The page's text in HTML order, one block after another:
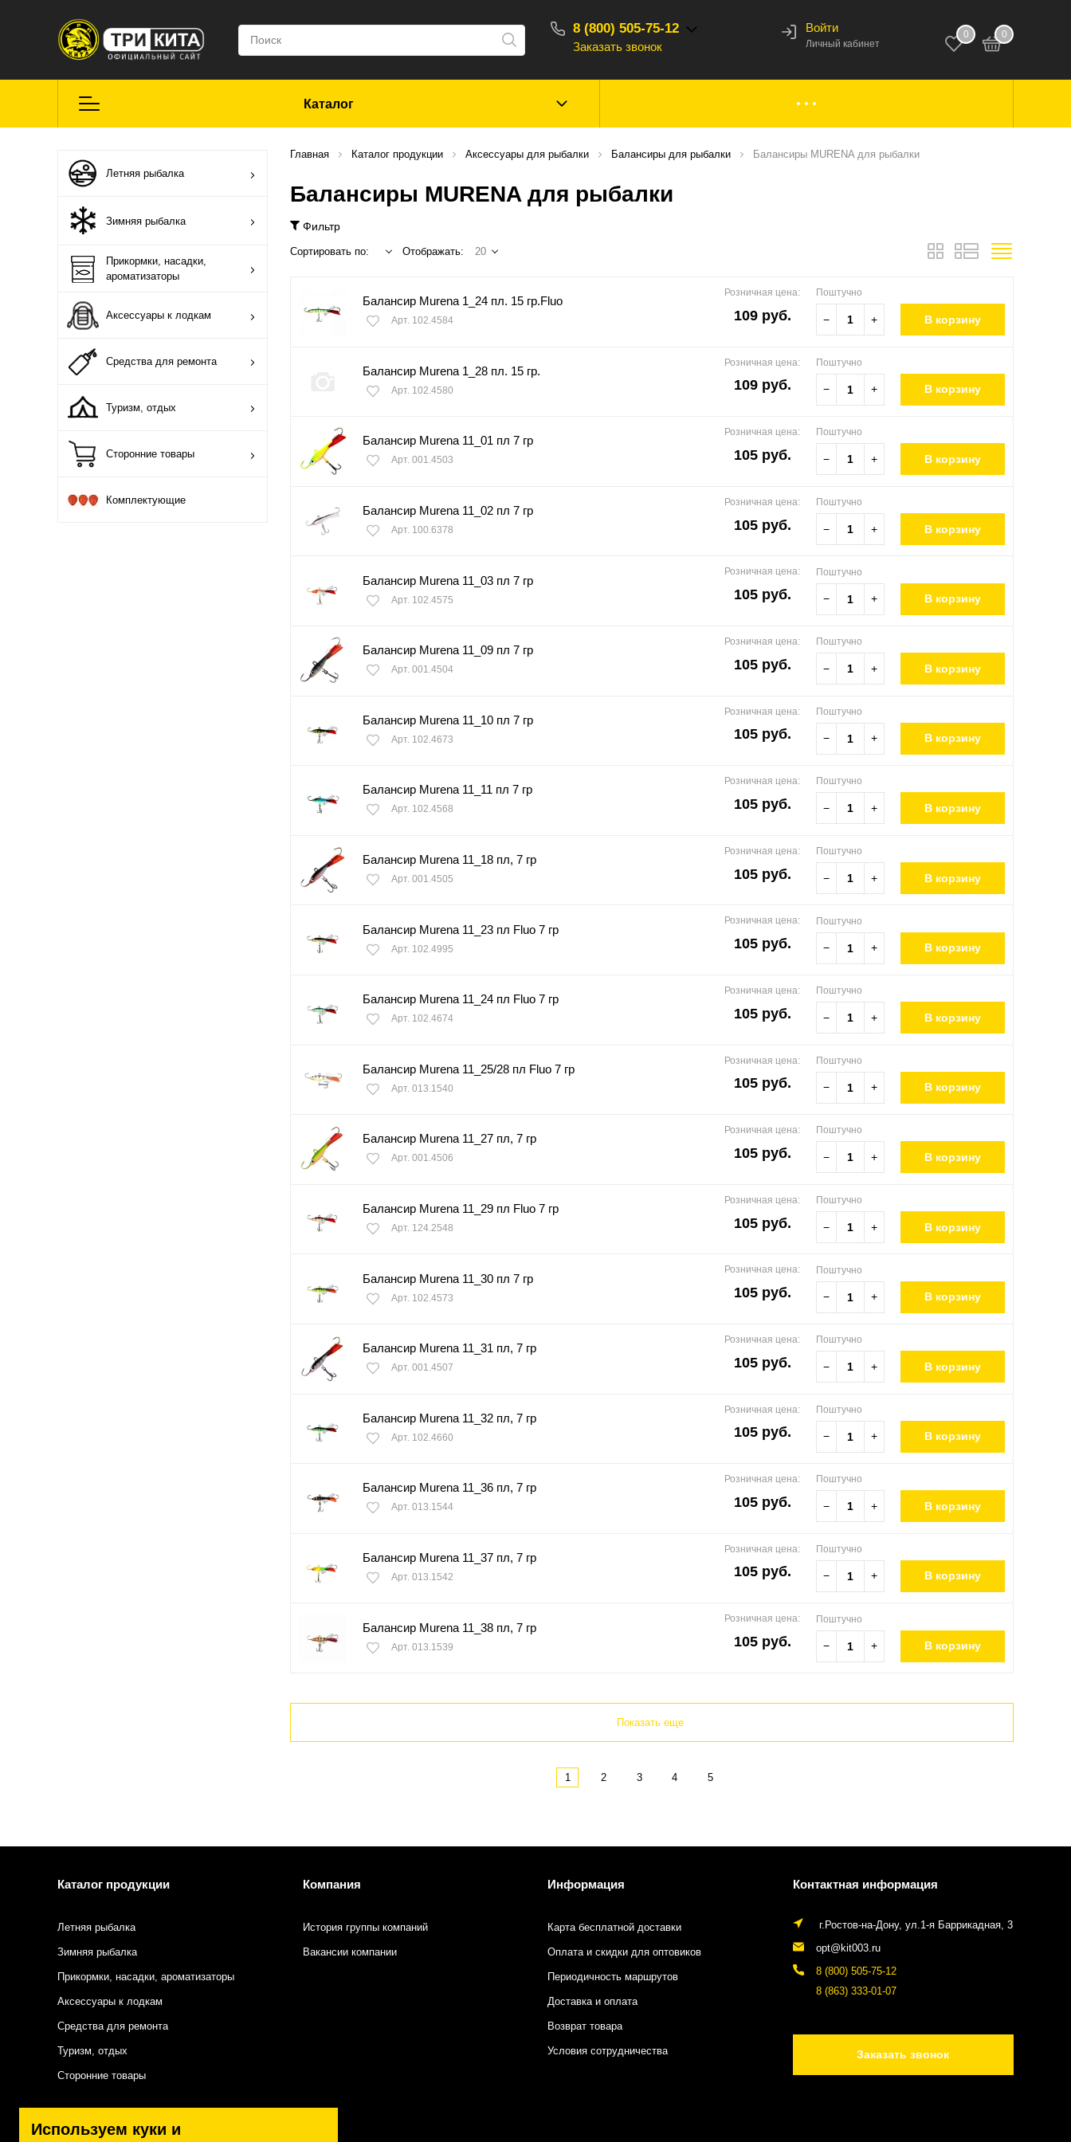
8 (800) 505-75-12
Заказать звонок
Войти
Личный кабинет
0 0
Каталог
ароматизаторы
Средства для
Мягкие приманки
Летняя рыбалка
Зимняя рыбалка
Прикормки, насадки,
ароматизаторы
Аксессуары к лодкам
Средства для ремонта
Туризм, отдых
Сторонние товары
Комплектующие
Главная Каталог продукции Аксессуары для рыбалки Балансиры для рыбалки Балансиры MURENA для рыбалки
Балансиры MURENA для рыбалки
Фильтр
Сортировать по: Отображать: 20
Балансир Murena 1_24 пл. 15 гр.Fluo
Арт. 102.4584
Розничная цена:
109 руб.
Поштучно
− + В корзину
Балансир Murena 1_28 пл. 15 гр.
Арт. 102.4580
Розничная цена:
109 руб.
Поштучно
− + В корзину
Балансир Murena 11_01 пл 7 гр
Арт. 001.4503
Розничная цена:
105 руб.
Поштучно
− + В корзину
Балансир Murena 11_02 пл 7 гр
Арт. 100.6378
Розничная цена:
105 руб.
Поштучно
− + В корзину
Балансир Murena 11_03 пл 7 гр
Арт. 102.4575
Розничная цена:
105 руб.
Поштучно
− + В корзину
Балансир Murena 11_09 пл 7 гр
Арт. 001.4504
Розничная цена:
105 руб.
Поштучно
− + В корзину
Балансир Murena 11_10 пл 7 гр
Арт. 102.4673
Розничная цена:
105 руб.
Поштучно
− + В корзину
Балансир Murena 11_11 пл 7 гр
Арт. 102.4568
Розничная цена:
105 руб.
Поштучно
− + В корзину
Балансир Murena 11_18 пл, 7 гр
Арт. 001.4505
Розничная цена:
105 руб.
Поштучно
− + В корзину
Балансир Murena 11_23 пл Fluo 7 гр
Арт. 102.4995
Розничная цена:
105 руб.
Поштучно
− + В корзину
Балансир Murena 11_24 пл Fluo 7 гр
Арт. 102.4674
Розничная цена:
105 руб.
Поштучно
− + В корзину
Балансир Murena 11_25/28 пл Fluo 7 гр
Арт. 013.1540
Розничная цена:
105 руб.
Поштучно
− + В корзину
Балансир Murena 11_27 пл, 7 гр
Арт. 001.4506
Розничная цена:
105 руб.
Поштучно
− + В корзину
Балансир Murena 11_29 пл Fluo 7 гр
Арт. 124.2548
Розничная цена:
105 руб.
Поштучно
− + В корзину
Балансир Murena 11_30 пл 7 гр
Арт. 102.4573
Розничная цена:
105 руб.
Поштучно
− + В корзину
Балансир Murena 11_31 пл, 7 гр
Арт. 001.4507
Розничная цена:
105 руб.
Поштучно
− + В корзину
Балансир Murena 11_32 пл, 7 гр
Арт. 102.4660
Розничная цена:
105 руб.
Поштучно
− + В корзину
Балансир Murena 11_36 пл, 7 гр
Арт. 013.1544
Розничная цена:
105 руб.
Поштучно
− + В корзину
Балансир Murena 11_37 пл, 7 гр
Арт. 013.1542
Розничная цена:
105 руб.
Поштучно
− + В корзину
Балансир Murena 11_38 пл, 7 гр
Арт. 013.1539
Розничная цена:
105 руб.
Поштучно
− + В корзину
Показать еще
1 2 3 4 5
Каталог продукции
Летняя рыбалка
Зимняя рыбалка
Прикормки, насадки, ароматизаторы
Аксессуары к лодкам
Средства для ремонта
Туризм, отдых
Сторонние товары
Компания
История группы компаний
Вакансии компании
Информация
Карта бесплатной доставки
Оплата и скидки для оптовиков
Периодичность маршрутов
Доставка и оплата
Возврат товара
Условия сотрудничества
Контактная информация
г.Ростов-на-Дону, ул.1-я Баррикадная, 3
opt@kit003.ru
8 (800) 505-75-12
8 (863) 333-01-07
Заказать звонок
Используем куки и